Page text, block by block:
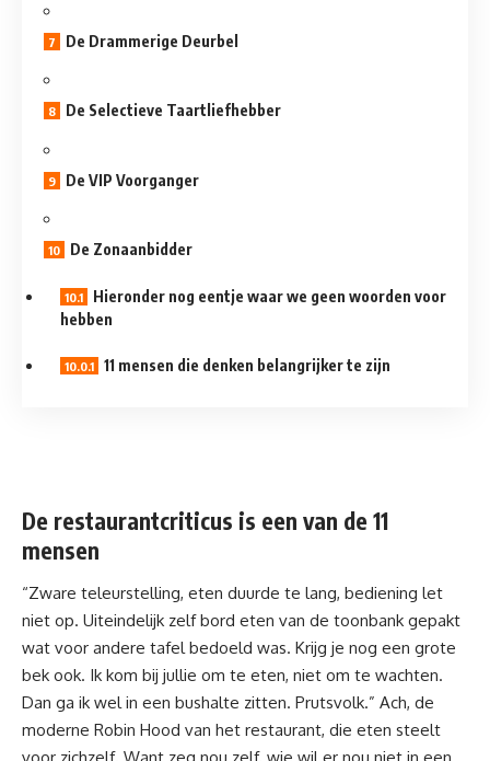
De Drammerige Deurbel
De Selectieve Taartliefhebber
De VIP Voorganger
De Zonaanbidder
Hieronder nog eentje waar we geen woorden voor
hebben
11 mensen die denken belangrijker te zijn
De restaurantcriticus is een van de 11
mensen
“Zware teleurstelling, eten duurde te lang, bediening let
niet op. Uiteindelijk zelf bord eten van de toonbank gepakt
wat voor andere tafel bedoeld was. Krijg je nog een grote
bek ook. Ik kom bij jullie om te eten, niet om te wachten.
Dan ga ik wel in een bushalte zitten. Prutsvolk.” Ach, de
moderne Robin Hood van het restaurant, die eten steelt